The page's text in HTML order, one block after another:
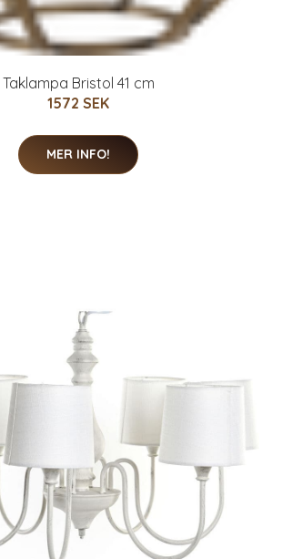
Taklampa Bristol 41 cm
1572 SEK
MER INFO!